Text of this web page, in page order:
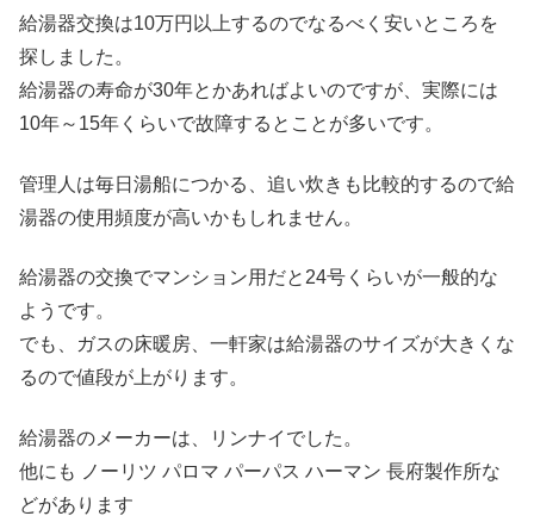
給湯器交換は10万円以上するのでなるべく安いところを
探しました。
給湯器の寿命が30年とかあればよいのですが、実際には
10年～15年くらいで故障するとことが多いです。
管理人は毎日湯船につかる、追い炊きも比較的するので給
湯器の使用頻度が高いかもしれません。
給湯器の交換でマンション用だと24号くらいが一般的な
ようです。
でも、ガスの床暖房、一軒家は給湯器のサイズが大きくな
るので値段が上がります。
給湯器のメーカーは、リンナイでした。
他にも ノーリツ パロマ パーパス ハーマン 長府製作所な
どがあります